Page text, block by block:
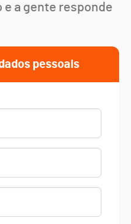
e a gente responde
pessoais